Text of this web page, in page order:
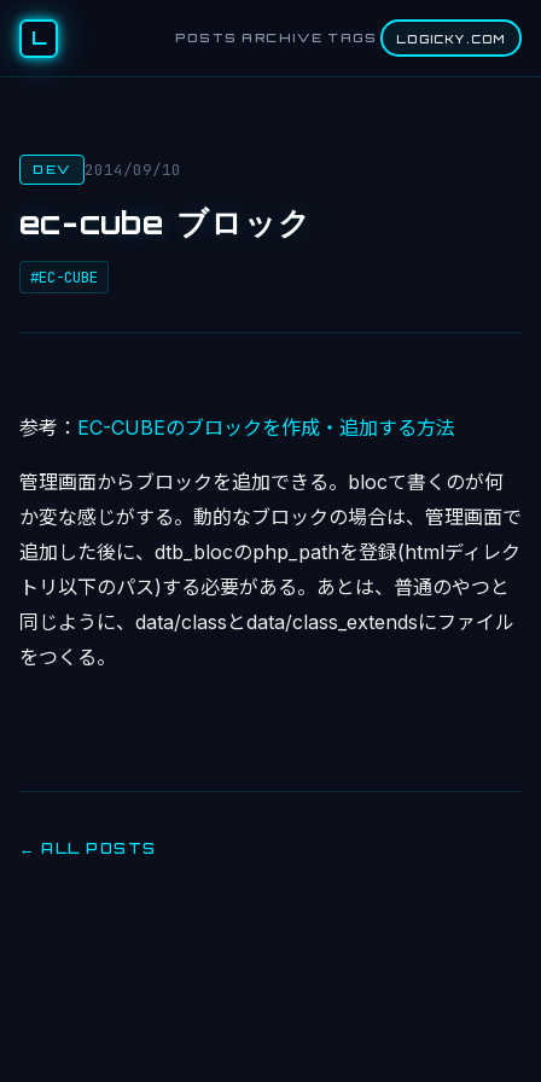
L POSTS ARCHIVE TAGS LOGICKY.COM
DEV 2014/09/10
ec-cube ブロック
#EC-CUBE
参考： EC-CUBEのブロックを作成・追加する方法
管理画面からブロックを追加できる。blocて書くのが何
か変な感じがする。動的なブロックの場合は、管理画面で
追加した後に、dtb_blocのphp_pathを登録(htmlディレク
トリ以下のパス)する必要がある。あとは、普通のやつと
同じように、data/classとdata/class_extendsにファイル
をつくる。
← ALL POSTS